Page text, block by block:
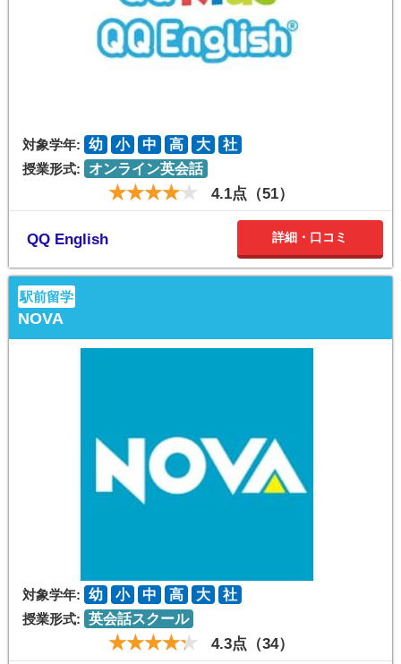
対象学年: 幼 小 中 高 大
社
授業形式:
オンライン英会話
4.1点（51）
QQ English 詳細・口コミ
駅前留学
NOVA
対象学年: 幼 小 中 高 大
社
授業形式: 英会話スクール
4.3点（34）